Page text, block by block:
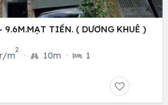
9.6M.MẠT TIỀN. ( DƯƠNG KHUÊ )
m
2
· 10m · 1